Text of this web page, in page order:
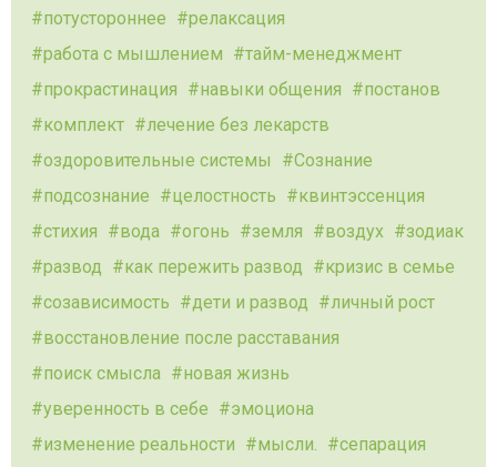
потустороннее
релаксация
работа с мышлением
тайм-менеджмент
прокрастинация
навыки общения
постанов
комплект
лечение без лекарств
оздоровительные системы
Сознание
подсознание
целостность
квинтэссенция
стихия
вода огонь земля воздух
зодиак
развод
как пережить развод
кризис в семье
созависимость
дети и развод
личный рост
восстановление после расставания
поиск смысла
новая жизнь
уверенность в себе
эмоциона
изменение реальности
мысли.
сепарация